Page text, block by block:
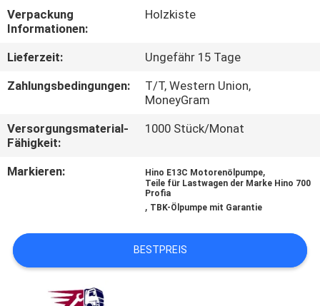
TRETEN
SIE
MIT
IN
VERBINDUNG
FORDERN
SIE EIN
ZITAT
Verpackung
Informationen:
Holzkiste
Lieferzeit:
Ungefähr 15 Tage
Zahlungsbedingungen:
T/T, Western Union,
MoneyGram
Versorgungsmaterial-
Fähigkeit:
1000 Stück/Monat
Markieren: Hino E13C Motorenölpumpe,
Teile für Lastwagen der Marke Hino 700
Profia
, TBK-Ölpumpe mit Garantie
BESTPREIS